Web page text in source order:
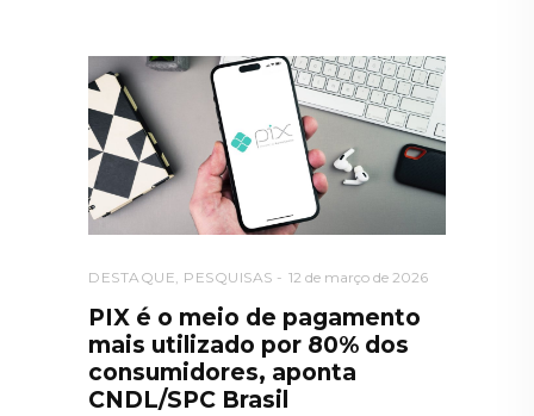
DESTAQUE, PESQUISAS 12 de março de 2026
PIX é o meio de pagamento
mais utilizado por 80% dos
consumidores, aponta
CNDL/SPC Brasil